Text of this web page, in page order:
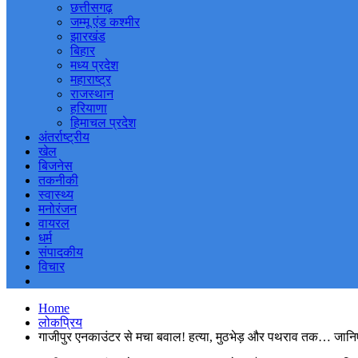
छत्तीसगढ़
जम्मू एंड कश्मीर
झारखंड
बिहार
मध्य प्रदेश
महाराष्ट्र
राजस्थान
हरियाणा
हिमाचल प्रदेश
अंतर्राष्ट्रीय
खेल
बिजनेस
तकनीकी
स्वास्थ्य
मनोरंजन
वायरल
धर्म
संपादकीय
विचार
Home
लोकप्रिय
गाजीपुर एनकाउंटर से मचा बवाल! हत्या, मुठभेड़ और पथराव तक…